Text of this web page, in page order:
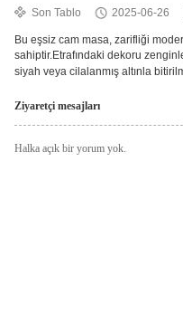
Son Tablo
2025-06-26
Bu eşsiz cam masa, zarifliği
sahiptir.Etrafındaki dekoru
siyah veya cilalanmış altınla
Ziyaretçi mesajları
Halka açık bir yorum yok.